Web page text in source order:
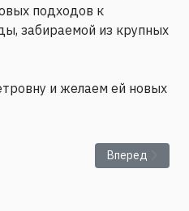
подходов к
забираемой из крупных
и желаем ей новых
Петровна сталаСледующий:
Вперед